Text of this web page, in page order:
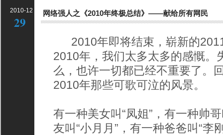
2010-12
29
网络强人之《2010年终极总结》——献给所有网民
2010年即将结束，崭新的
2010年，我们太多太多的感慨。
么，也许一切都已经不重要了。
2010年那些可歌可泣的风景。
有一种美女叫“凤姐”，有一种帅
友叫“小月月”，有一种爸爸叫“李